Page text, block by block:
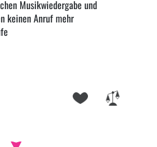
Musikwiedergabe und
keinen Anruf mehr